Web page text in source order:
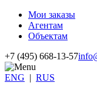
Мои заказы
Агентам
Объектам
+7 (495) 668-13-57
ENG | RUS